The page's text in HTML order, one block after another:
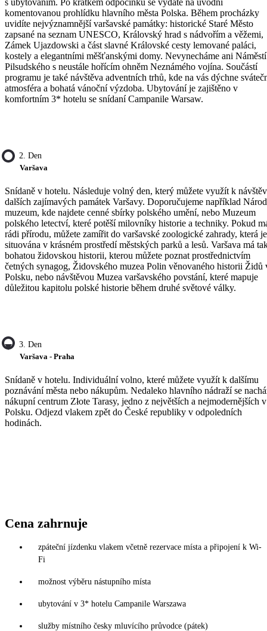
s ubytováním. Po krátkém odpočinku se vydáte na úvodní
komentovanou prohlídku hlavního města Polska. Během procházky
uvidíte nejvýznamnější varšavské památky: historické Staré Město
zapsané na seznam UNESCO, Královský hrad s nádvořím a věžemi,
Zámek Ujazdowski a část slavné Královské cesty lemované paláci,
kostely a elegantními měšťanskými domy. Nevynecháme ani Náměstí
Pilsudského s neustále hořícím ohněm Neznámého vojína. Součástí
programu je také návštěva adventních trhů, kde na vás dýchne
atmosféra a bohatá vánoční výzdoba. Ubytování je zajištěno v
komfortním 3* hotelu se snídaní Campanile Warsaw.
2. Den
Varšava
Snídaně v hotelu. Následuje volný den, který můžete využít k
dalších zajímavých památek Varšavy. Doporučujeme například
muzeum, kde najdete cenné sbírky polského umění, nebo Muzeum
polského letectví, které potěší milovníky historie a techniky. Pokud
rádi přírodu, můžete zamířit do varšavské zoologické zahrady, která je
situována v krásném prostředí městských parků a lesů. Varšava má
bohatou židovskou historii, kterou můžete poznat prostřednictvím
četných synagog, Židovského muzea Polin věnovaného historii Židů
Polsku, nebo návštěvou Muzea varšavského povstání, které mapuje
důležitou kapitolu polské historie během druhé světové války.
3. Den
Varšava - Praha
Snídaně v hotelu. Individuální volno, které můžete využít k dalšímu
poznávání města nebo nákupům. Nedaleko hlavního nádraží se
nákupní centrum Złote Tarasy, jedno z největších a nejmodernějších v
Polsku. Odjezd vlakem zpět do České republiky v odpoledních
hodinách.
Cena zahrnuje
zpáteční jízdenku vlakem včetně rezervace místa a připojení k Wi-
Fi
možnost výběru nástupního místa
ubytování v 3* hotelu Campanile Warszawa
služby místního česky mluvícího průvodce (pátek)